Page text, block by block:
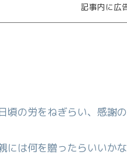
記事内に広
頃の労をねぎらい、感謝
には何を贈ったらいいか